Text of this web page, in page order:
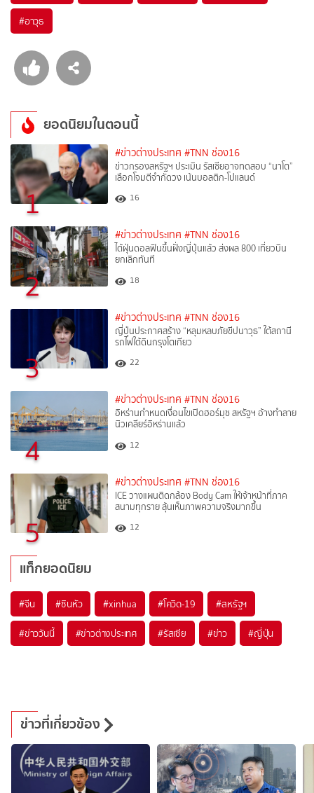
#อาวุธ
ยอดนิยมในตอนนี้
1
#ข่าวต่างประเทศ #TNN ช่อง16
ข่าวกรองสหรัฐฯ ประเมิน รัสเซียอาจทดสอบ “นาโต”
เลือกโจมตีจำกัดวง เน้นบอลติก-โปแลนด์
16
2
#ข่าวต่างประเทศ #TNN ช่อง16
ไต้ฝุ่นดอลฟินขึ้นฝั่งญี่ปุ่นแล้ว ส่งผล 800 เที่ยวบิน
ยกเลิกทันที
18
3
#ข่าวต่างประเทศ #TNN ช่อง16
ญี่ปุ่นประกาศสร้าง “หลุมหลบภัยขีปนาวุธ” ใต้สถานี
รถไฟใต้ดินกรุงโตเกียว
22
4
#ข่าวต่างประเทศ #TNN ช่อง16
อิหร่านกำหนดเงื่อนไขเปิดฮอร์มุซ สหรัฐฯ อ้างทำลาย
นิวเคลียร์อิหร่านแล้ว
12
5
#ข่าวต่างประเทศ #TNN ช่อง16
ICE วางแผนติดกล้อง Body Cam ให้เจ้าหน้าที่ภาค
สนามทุกราย ลุ้นเห็นภาพความจริงมากขึ้น
12
แท็กยอดนิยม
#จีน #ซินหัว #xinhua #โควิด-19 #สหรัฐฯ
#ข่าววันนี้ #ข่าวต่างประเทศ #รัสเซีย #ข่าว #ญี่ปุ่น
ข่าวที่เกี่ยวข้อง